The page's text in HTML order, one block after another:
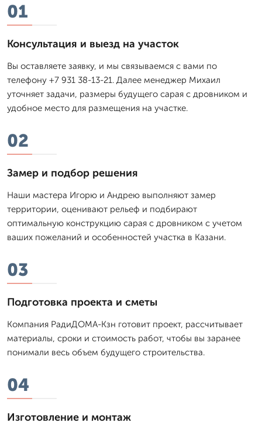
01
Консультация и выезд на участок
Вы оставляете заявку, и мы связываемся с вами по
телефону +7 931 38-13-21. Далее менеджер Михаил
уточняет задачи, размеры будущего сарая с дровником и
удобное место для размещения на участке.
02
Замер и подбор решения
Наши мастера Игорю и Андрею выполняют замер
территории, оценивают рельеф и подбирают
оптимальную конструкцию сарая с дровником с учетом
ваших пожеланий и особенностей участка в Казани.
03
Подготовка проекта и сметы
Компания РадиДОМА-Кзн готовит проект, рассчитывает
материалы, сроки и стоимость работ, чтобы вы заранее
понимали весь объем будущего строительства.
04
Изготовление и монтаж